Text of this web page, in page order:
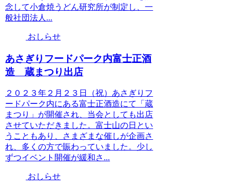
念して小倉焼うどん研究所が制定し、一
般社団法人...
おしらせ
あさぎりフードパーク内富士正酒
造 蔵まつり出店
２０２３年２月２３日（祝）あさぎりフ
ードパーク内にある富士正酒造にて「蔵
まつり」が開催され、当会としても出店
させていただきました。富士山の日とい
うこともあり、さまざまな催しが企画さ
れ、多くの方で賑わっていました。少し
ずつイベント開催が緩和さ...
おしらせ